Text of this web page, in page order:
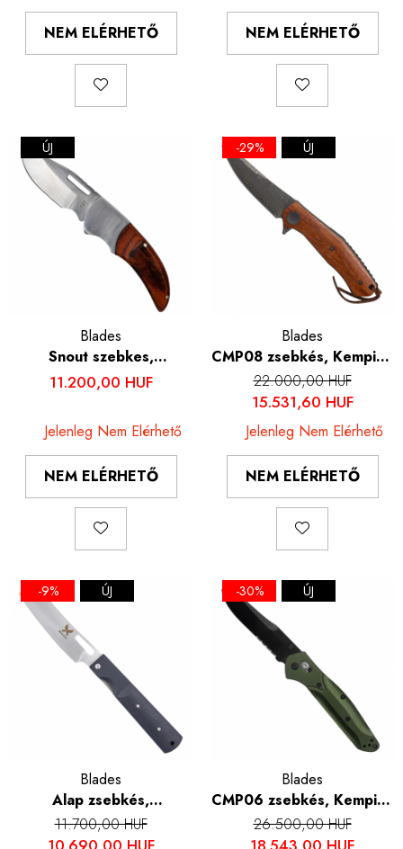
NEM ELÉRHETŐ NEM ELÉRHETŐ
ÚJ
Blades
Snout szebkes,
kempingezés és túrázás,
11.200,00 HUF
Jelenleg Nem Elérhető
NEM ELÉRHETŐ
-29% ÚJ
Blades
CMP08 zsebkés, Kemping
és túrázás, damaszkuszi
acél VG10 mag, rózsafa
fogantyú, 19 cm
22.000,00 HUF
15.531,60 HUF
Jelenleg Nem Elérhető
NEM ELÉRHETŐ
-9% ÚJ
Blades
Alap zsebkés,
kempingezés és túrázás,
440A rozsdamentes acél,
11.700,00 HUF
-30% ÚJ
Blades
CMP06 zsebkés, Kemping
és túrázás, rozsdamentes
acél S30V, alumínium
26.500,00 HUF